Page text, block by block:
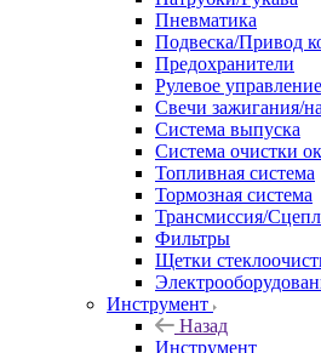
Пневматика
Подвеска/Привод
Предохранители
Рулевое управление
Свечи зажигания/
Система выпуска
Система очистки
Топливная система
Тормозная система
Трансмиссия/
Фильтры
Щетки
Инструмент
Назад
Инструмент